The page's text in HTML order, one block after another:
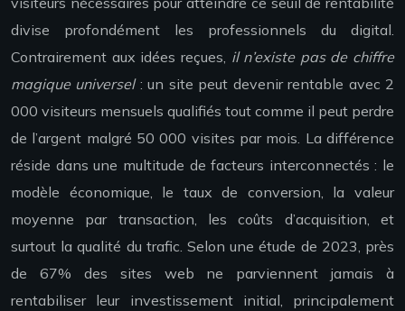
divise profondément les professionnels du digital.
Contrairement aux idées reçues, il n’existe pas de chiffre
magique universel: un site peut devenir rentable avec 2
000 visiteurs mensuels qualifiés tout comme il peut perdre
de l’argent malgré 50 000 visites par mois. La différence
réside dans une multitude de facteurs interconnectés : le
modèle économique, le taux de conversion, la valeur
moyenne par transaction, les coûts d’acquisition, et
surtout la qualité du trafic. Selon une étude de 2023, près
de 67% des sites web ne parviennent jamais à
rentabiliser leur investissement initial, principalement